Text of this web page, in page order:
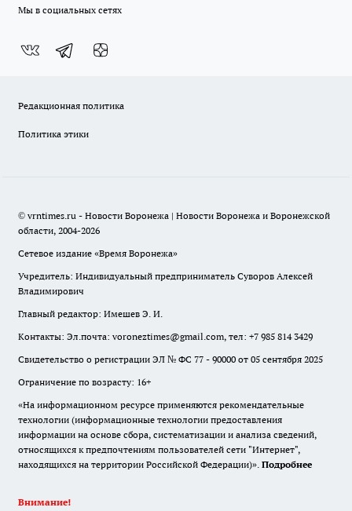
Мы в социальных сетях
Редакционная политика
Политика этики
© vrntimes.ru - Новости Воронежа | Новости Воронежа и Воронежской
области, 2004-2026
Сетевое издание «Время Воронежа»
Учредитель: Индивидуальный предприниматель Суворов Алексей
Владимирович
Главный редактор: Имешев Э. И.
Контакты: Эл.почта: voroneztimes@gmail.com, тел: +7 985 814 3429
Свидетельство о регистрации ЭЛ № ФС 77 - 90000 от 05 сентября 2025
Ограничение по возрасту: 16+
«На информационном ресурсе применяются рекомендательные
технологии (информационные технологии предоставления
информации на основе сбора, систематизации и анализа сведений,
относящихся к предпочтениям пользователей сети "Интернет",
находящихся на территории Российской Федерации)». Подробнее
Внимание!